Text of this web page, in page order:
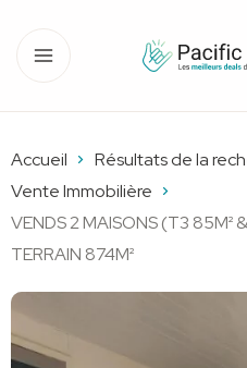
Accueil Résultats de la
Vente Immobilière
VENDS 2 MAISONS (T3 85M²
TERRAIN 874M²